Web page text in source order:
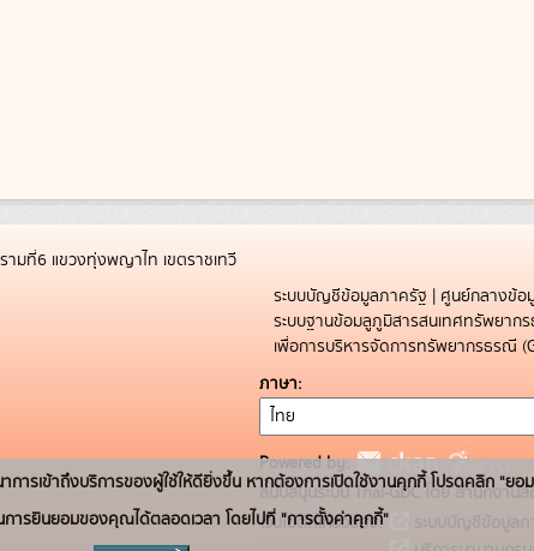
มที่6 แขวงทุ่งพญาไท เขตราชเทวี
ระบบบัญชีข้อมูลภาครัฐ | ศูนย์กลางข้อ
ระบบฐานข้อมลูภูมิสารสนเทศทรัพยากร
เพื่อการบริหารจัดการทรัพยากรธรณี
ภาษา
Powered by:
สนับสนุนระบบ Thai-GDC โดย สำนักงาน
เว็บไซต์ที่เกี่ยวข้อง:
ระบบบัญชีข้อมูลภ
การเข้าถึงบริการของผู้ใช้ให้ดียิ่งขึ้น หากต้องการเปิดใช้งานคุกกี้ โปรดคลิก "ยอ
ารยินยอมของคุณได้ตลอดเวลา โดยไปที่ "การตั้งค่าคุกกี้"